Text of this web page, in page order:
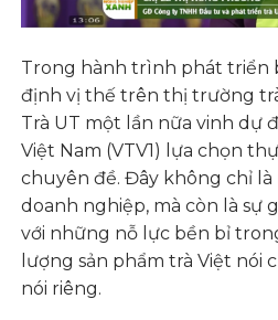
Trong hành trình phát triển
định vị thế trên thị trường
Trà UT một lần nữa vinh dự
Việt Nam (VTV1) lựa chọn
chuyên đề. Đây không chỉ là
doanh nghiệp, mà còn là sự
với những nỗ lực bền bỉ
lượng sản phẩm trà Việt nói
nói riêng.